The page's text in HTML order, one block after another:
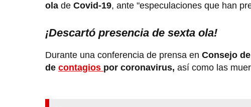
ola de Covid-19, ante "especulaciones que han
¡Descartó presencia de sexta ola!
Durante una conferencia de prensa en Consejo
de contagios por coronavirus, así como las